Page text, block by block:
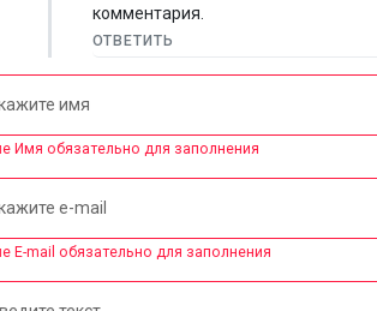
комментария.
ОТВЕТИТЬ
имя
Имя обязательно для заполнения
e-mail
E-mail обязательно для заполнения